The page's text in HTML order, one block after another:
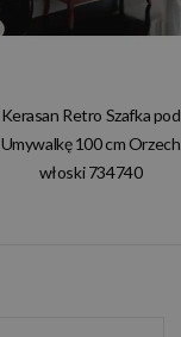
Kerasan Retro Szafka pod
Umywalkę 100 cm Orzech
włoski 734740